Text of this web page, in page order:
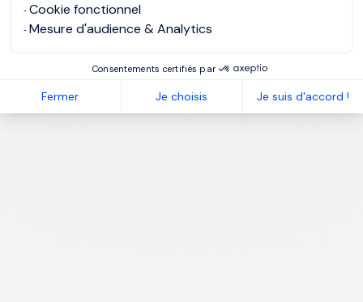
Cookie fonctionnel
Mesure d'audience & Analytics
Consentements certifiés par
Fermer Je choisis Je suis d'accord !